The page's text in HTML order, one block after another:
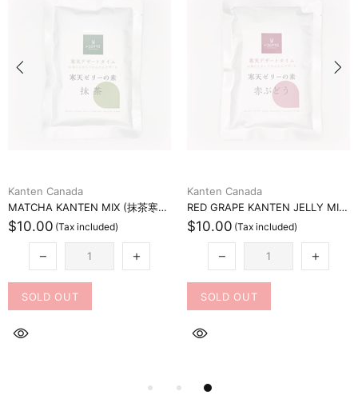
Kanten Canada
MATCHA KANTEN MIX (抹茶寒天ミックス)
$10.00
SOLD OUT
Kanten Canada
RED GRAPE KANTEN JELLY MIX (赤ブドウ寒天ゼリーミックス)
$10.00
SOLD OUT